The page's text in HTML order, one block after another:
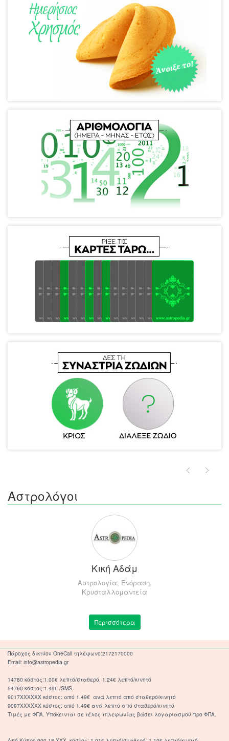
Αστρολόγοι
Κική Αδάμ
Αστρολογία, Ενόραση,
Κρυσταλλομαντεία
Περισσότερα
Πάροχος δικτύου OneCall τηλέφωνο:2172170000
Email: info@astropedia.gr
14780 κόστος:1.00€ λεπτό/σταθερό, 1.24€ λεπτό/κινητό
54760 κόστος:1.49€ /SMS
9017XXXXXX κόστος: από 1.49€ ανά λεπτό από σταθερό/κινητό
9097XXXXXX κόστος: από 1.49€ ανά λεπτό από σταθερό/κινητό
Τιμές με ΦΠΑ. Υπόκεινται σε τέλος τηλεφωνίας βάσει λογαριασμού προ ΦΠΑ.